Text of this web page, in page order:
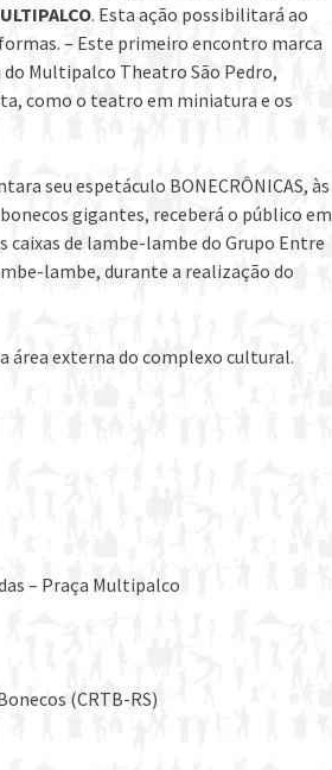
. Esta ação possibilitará ao
– Este primeiro encontro marca
do Multipalco Theatro São Pedro,
como o teatro em miniatura e os
seu espetáculo BONECRÔNICAS, às
bonecos gigantes, receberá o público em
de lambe-lambe do Grupo Entre
lambe, durante a realização do
área externa do complexo cultural.
– Praça Multipalco
(CRTB-RS)